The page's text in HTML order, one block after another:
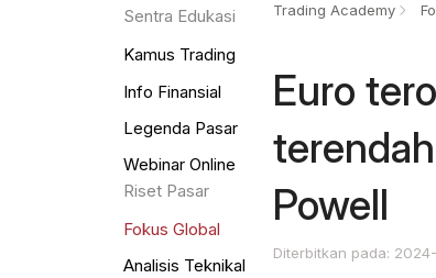
Sentra Edukasi
Kamus Trading
Info Finansial
Legenda Pasar
Webinar Online
Riset Pasar
Fokus Global
Analisis Teknikal
Trading Academy
Euro
Powell
Diterbitkan pada: 2024-